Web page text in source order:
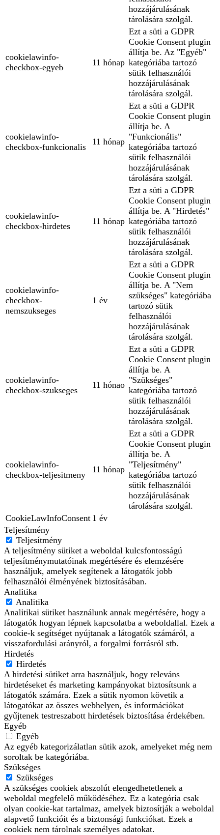
hozzájárulásának
tárolására szolgál.
cookielawinfo-
checkbox-egyeb
11 hónap
Ezt a süti a GDPR
Cookie Consent plugin
állítja be. Az "Egyéb"
kategóriába tartozó
sütik felhasználói
hozzájárulásának
tárolására szolgál.
cookielawinfo-
checkbox-funkcionalis
11 hónap
Ezt a süti a GDPR
Cookie Consent plugin
állítja be. A
"Funkcionális"
kategóriába tartozó
sütik felhasználói
hozzájárulásának
tárolására szolgál.
cookielawinfo-
checkbox-hirdetes
11 hónap
Ezt a süti a GDPR
Cookie Consent plugin
állítja be. A "Hirdetés"
kategóriába tartozó
sütik felhasználói
hozzájárulásának
tárolására szolgál.
cookielawinfo-
checkbox-
nemszukseges
1 év
Ezt a süti a GDPR
Cookie Consent plugin
állítja be. A "Nem
szükséges" kategóriába
tartozó sütik
felhasználói
hozzájárulásának
tárolására szolgál.
cookielawinfo-
checkbox-szukseges
11 hónao
Ezt a süti a GDPR
Cookie Consent plugin
állítja be. A
"Szükséges"
kategóriába tartozó
sütik felhasználói
hozzájárulásának
tárolására szolgál.
cookielawinfo-
checkbox-teljesitmeny
11 hónap
Ezt a süti a GDPR
Cookie Consent plugin
állítja be. A
"Teljesítmény"
kategóriába tartozó
sütik felhasználói
hozzájárulásának
tárolására szolgál.
CookieLawInfoConsent 1 év
Teljesítmény
Teljesítmény
A teljesítmény sütiket a weboldal kulcsfontosságú
teljesítménymutatóinak megértésére és elemzésére
használjuk, amelyek segítenek a látogatók jobb
felhasználói élményének biztosításában.
Analitika
Analitika
Analitikai sütiket használunk annak megértésére, hogy a
látogatók hogyan lépnek kapcsolatba a weboldallal. Ezek a
cookie-k segítséget nyújtanak a látogatók számáról, a
visszafordulási arányról, a forgalmi forrásról stb.
Hirdetés
Hirdetés
A hirdetési sütiket arra használjuk, hogy releváns
hirdetéseket és marketing kampányokat biztosítsunk a
látogatók számára. Ezek a sütik nyomon követik a
látogatókat az összes webhelyen, és információkat
gyűjtenek testreszabott hirdetések biztosítása érdekében.
Egyéb
Egyéb
Az egyéb kategorizálatlan sütik azok, amelyeket még nem
soroltak be kategóriába.
Szükséges
Szükséges
A szükséges cookiek abszolút elengedhetetlenek a
weboldal megfelelő működéséhez. Ez a kategória csak
olyan cookie-kat tartalmaz, amelyek biztosítják a weboldal
alapvető funkcióit és a biztonsági funkciókat. Ezek a
cookiek nem tárolnak személyes adatokat.